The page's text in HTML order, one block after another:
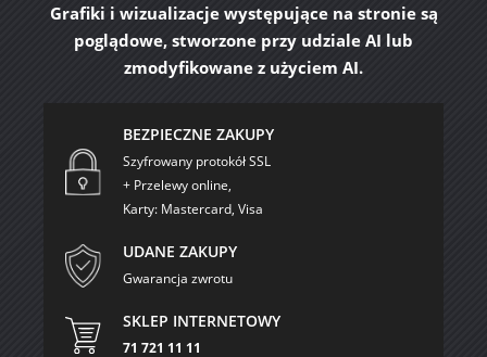
Grafiki i wizualizacje występujące na stronie są
poglądowe, stworzone przy udziale AI lub
zmodyfikowane z użyciem AI.
BEZPIECZNE ZAKUPY
Szyfrowany protokół SSL
+ Przelewy online,
Karty: Mastercard, Visa
UDANE ZAKUPY
Gwarancja zwrotu
SKLEP INTERNETOWY
71 721 11 11